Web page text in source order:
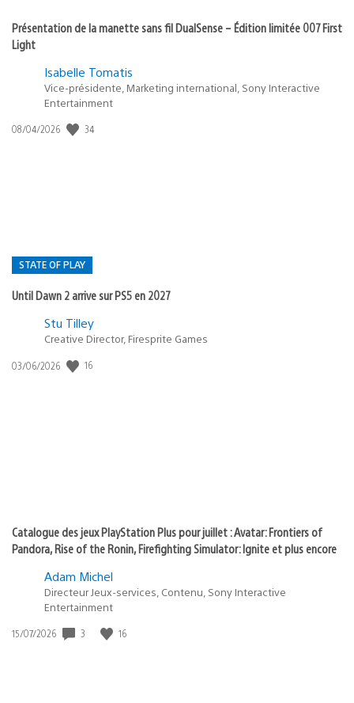
Présentation de la manette sans fil DualSense – Édition limitée 007 First
Light
Isabelle Tomatis
Vice-présidente, Marketing international, Sony Interactive
Entertainment
Date
08/04/2026 34
STATE OF PLAY
Until Dawn 2 arrive sur PS5 en 2027
Postée
:
state
Stu Tilley
Creative Director, Firesprite Games
Date
03/06/2026 16
Catalogue des jeux PlayStation Plus pour juillet : Avatar: Frontiers of
Pandora, Rise of the Ronin, Firefighting Simulator: Ignite et plus encore
Adam Michel
Directeur Jeux-services, Contenu, Sony Interactive
Entertainment
Date
15/07/2026 3 16